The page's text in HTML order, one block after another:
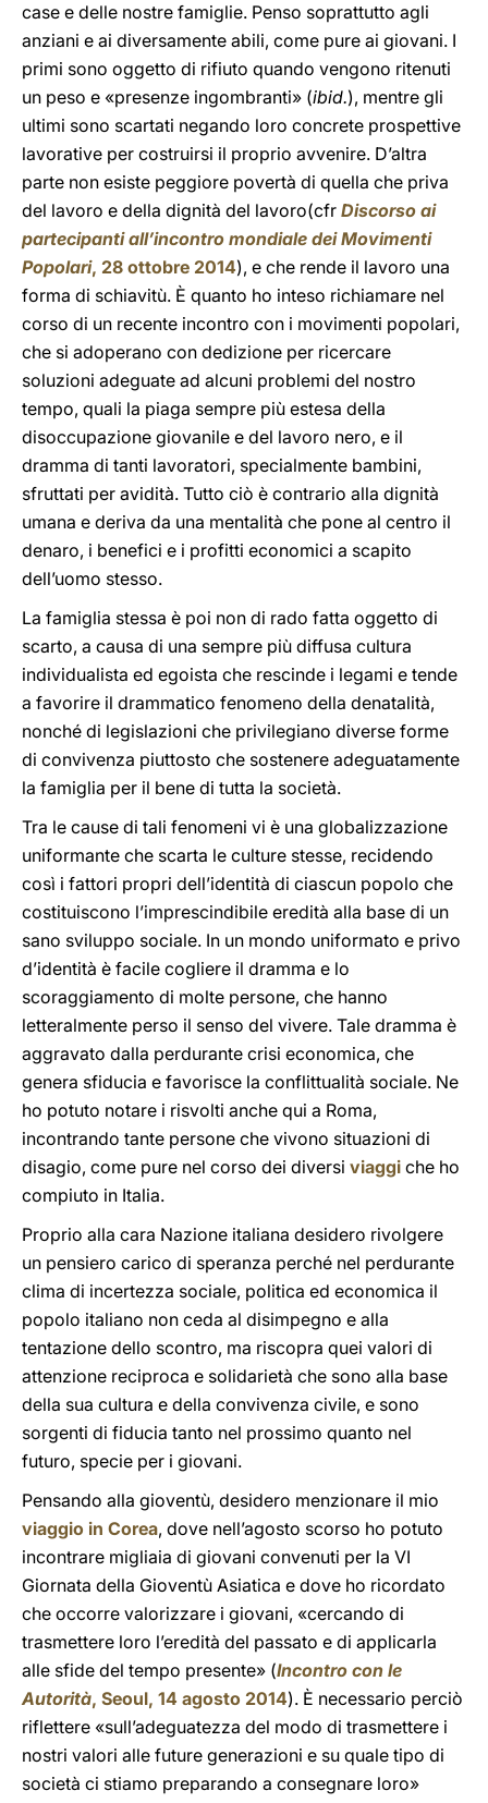
case e delle nostre famiglie. Penso soprattutto agli
anziani e ai diversamente abili, come pure ai giovani. I
primi sono oggetto di rifiuto quando vengono ritenuti
un peso e «presenze ingombranti» (ibid.), mentre gli
ultimi sono scartati negando loro concrete prospettive
lavorative per costruirsi il proprio avvenire. D’altra
parte non esiste peggiore povertà di quella che priva
del lavoro e della dignità del lavoro(cfr Discorso ai
partecipanti all’incontro mondiale dei Movimenti
Popolari, 28 ottobre 2014), e che rende il lavoro una
forma di schiavitù. È quanto ho inteso richiamare nel
corso di un recente incontro con i movimenti popolari,
che si adoperano con dedizione per ricercare
soluzioni adeguate ad alcuni problemi del nostro
tempo, quali la piaga sempre più estesa della
disoccupazione giovanile e del lavoro nero, e il
dramma di tanti lavoratori, specialmente bambini,
sfruttati per avidità. Tutto ciò è contrario alla dignità
umana e deriva da una mentalità che pone al centro il
denaro, i benefici e i profitti economici a scapito
dell’uomo stesso.
La famiglia stessa è poi non di rado fatta oggetto di
scarto, a causa di una sempre più diffusa cultura
individualista ed egoista che rescinde i legami e tende
a favorire il drammatico fenomeno della denatalità,
nonché di legislazioni che privilegiano diverse forme
di convivenza piuttosto che sostenere adeguatamente
la famiglia per il bene di tutta la società.
Tra le cause di tali fenomeni vi è una globalizzazione
uniformante che scarta le culture stesse, recidendo
così i fattori propri dell’identità di ciascun popolo che
costituiscono l’imprescindibile eredità alla base di un
sano sviluppo sociale. In un mondo uniformato e privo
d’identità è facile cogliere il dramma e lo
scoraggiamento di molte persone, che hanno
letteralmente perso il senso del vivere. Tale dramma è
aggravato dalla perdurante crisi economica, che
genera sfiducia e favorisce la conflittualità sociale. Ne
ho potuto notare i risvolti anche qui a Roma,
incontrando tante persone che vivono situazioni di
disagio, come pure nel corso dei diversi viaggi che ho
compiuto in Italia.
Proprio alla cara Nazione italiana desidero rivolgere
un pensiero carico di speranza perché nel perdurante
clima di incertezza sociale, politica ed economica il
popolo italiano non ceda al disimpegno e alla
tentazione dello scontro, ma riscopra quei valori di
attenzione reciproca e solidarietà che sono alla base
della sua cultura e della convivenza civile, e sono
sorgenti di fiducia tanto nel prossimo quanto nel
futuro, specie per i giovani.
Pensando alla gioventù, desidero menzionare il mio
viaggio in Corea, dove nell’agosto scorso ho potuto
incontrare migliaia di giovani convenuti per la VI
Giornata della Gioventù Asiatica e dove ho ricordato
che occorre valorizzare i giovani, «cercando di
trasmettere loro l’eredità del passato e di applicarla
alle sfide del tempo presente» (Incontro con le
Autorità, Seoul, 14 agosto 2014). È necessario perciò
riflettere «sull’adeguatezza del modo di trasmettere i
nostri valori alle future generazioni e su quale tipo di
società ci stiamo preparando a consegnare loro»